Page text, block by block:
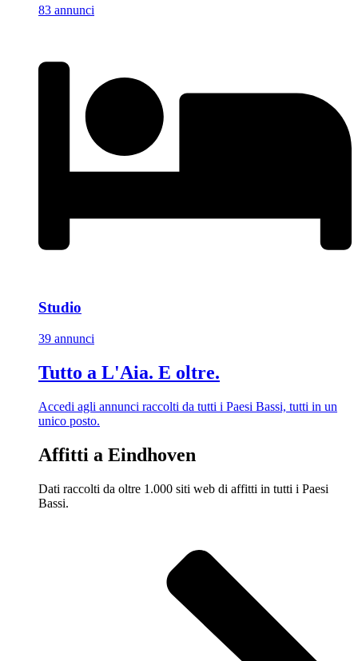
83 annunci
Studio
39 annunci
Tutto a L'Aia. E oltre.
Accedi agli annunci raccolti da tutti i Paesi Bassi, tutti in un
unico posto.
Affitti a Eindhoven
Dati raccolti da oltre 1.000 siti web di affitti in tutti i Paesi
Bassi.